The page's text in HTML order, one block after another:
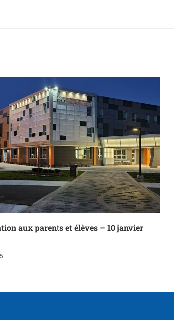
aux parents et élèves – 10 janvier